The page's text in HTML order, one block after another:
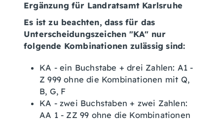
Ergänzung für Landratsamt Karlsruhe
Es ist zu beachten, dass für das
Unterscheidungszeichen "KA" nur
folgende Kombinationen zulässig sind:
KA - ein Buchstabe + drei Zahlen: A1 -
Z 999 ohne die Kombinationen mit Q,
B, G, F
KA - zwei Buchstaben + zwei Zahlen:
AA 1 - ZZ 99 ohne die Kombinationen